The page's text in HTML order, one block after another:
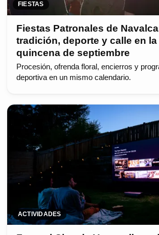
FIESTAS
Fiestas Patronales de
tradición, deporte y calle en la
quincena de septiembre
Procesión, ofrenda floral, encierros y
deportiva en un mismo calendario.
ACTIVIDADES